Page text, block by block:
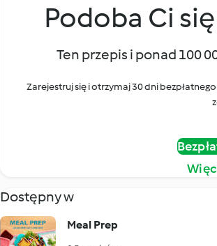
Podoba Ci
Ten przepis i ponad 100
Zarejestruj się i otrzymaj 30 dni
Dostępny w
Meal Prep